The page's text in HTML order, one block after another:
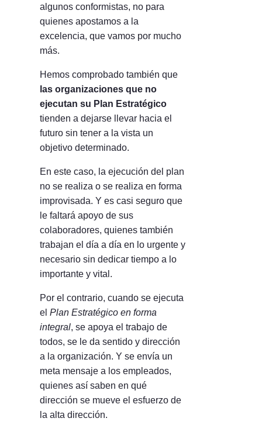
algunos conformistas, no para
quienes apostamos a la
excelencia, que vamos por mucho
más.
Hemos comprobado también que
las organizaciones que no
ejecutan su Plan Estratégico
tienden a dejarse llevar hacia el
futuro sin tener a la vista un
objetivo determinado.
En este caso, la ejecución del plan
no se realiza o se realiza en forma
improvisada. Y es casi seguro que
le faltará apoyo de sus
colaboradores, quienes también
trabajan el día a día en lo urgente y
necesario sin dedicar tiempo a lo
importante y vital.
Por el contrario, cuando se ejecuta
el Plan Estratégico en forma
integral, se apoya el trabajo de
todos, se le da sentido y dirección
a la organización. Y se envía un
meta mensaje a los empleados,
quienes así saben en qué
dirección se mueve el esfuerzo de
la alta dirección.